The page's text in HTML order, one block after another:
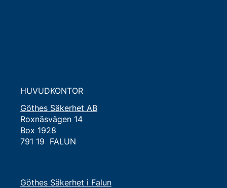
HUVUDKONTOR
Göthes Säkerhet AB
Roxnäsvägen 14
Box 1928
791 19 FALUN
Göthes Säkerhet i Falun